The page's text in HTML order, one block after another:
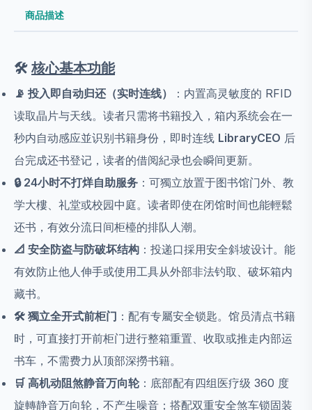
商品描述
🛠️ 核心基本功能
📡 投入即自动归还（实时连线）
：内置高灵敏度的 RFID
读取晶片与天线。读者只需将书籍投入，箱内系统会在一
秒内自动感应並识别书籍身份，即时连线 LibraryCEO 后
台完成还书登记，读者的借阅紀录也会瞬间更新。
🔒 24小时不打烊自助服务 ：可獨立放置于图书馆门外、教
学大樓、礼堂或校园中庭。读者即使在闭馆时间也能輕鬆
还书，有效分流日间柜檯的排队人潮。
📐 安全防盗与防破坏结构 ：投递口採用安全斜坡设计。能
有效防止他人伸手或使用工具从外部非法钓取、破坏箱内
藏书。
🛠️ 獨立全开式前柜门 ：配有专屬安全锁匙。馆员清点书籍
时，可直接打开前柜门进行整箱重置、收取或推走内部运
书车，不需费力从顶部深撈书籍。
🛒 高机动阻煞静音万向轮：底部配有四组医疗级 360 度
旋轉静音万向轮，不产生噪音；搭配双重安全煞车锁固装